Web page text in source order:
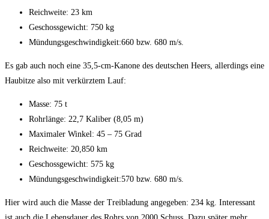
Reichweite: 23 km
Geschossgewicht: 750 kg
Mündungsgeschwindigkeit:660 bzw. 680 m/s.
Es gab auch noch eine 35,5-cm-Kanone des deutschen Heers, allerdings eine
Haubitze also mit verkürztem Lauf:
Masse: 75 t
Rohrlänge: 22,7 Kaliber (8,05 m)
Maximaler Winkel: 45 – 75 Grad
Reichweite: 20,850 km
Geschossgewicht: 575 kg
Mündungsgeschwindigkeit:570 bzw. 680 m/s.
Hier wird auch die Masse der Treibladung angegeben: 234 kg. Interessant